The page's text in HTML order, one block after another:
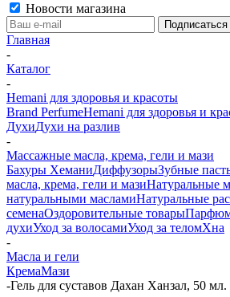
Новости магазина
Главная
-
Каталог
-
Hemani для здоровья и красоты
Brand PerfumeHemani для здоровья и
ДухиДухи на разлив
-
Массажные масла, крема, гели и мази
Бахуры ХеманиДиффузорыЗубные
масла, крема, гели и мазиНатуральные
натуральными масламиНатуральные
семенаОздоровительные товарыПарфюм
духиУход за волосамиУход за теломХна
-
Масла и гели
КремаМази
-Гель для суставов Дахан Ханзал, 50 мл.